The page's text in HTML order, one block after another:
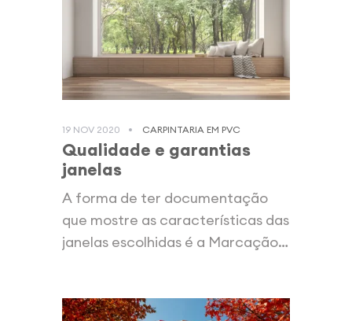
19 NOV 2020 CARPINTARIA EM PVC
Qualidade e garantias
janelas
A forma de ter documentação
que mostre as características das
janelas escolhidas é a Marcação